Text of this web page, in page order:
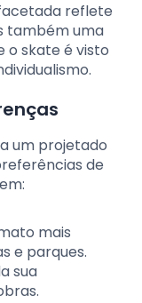
reflete
também uma
o skate é visto
um projetado
de
mais
e parques.
sua